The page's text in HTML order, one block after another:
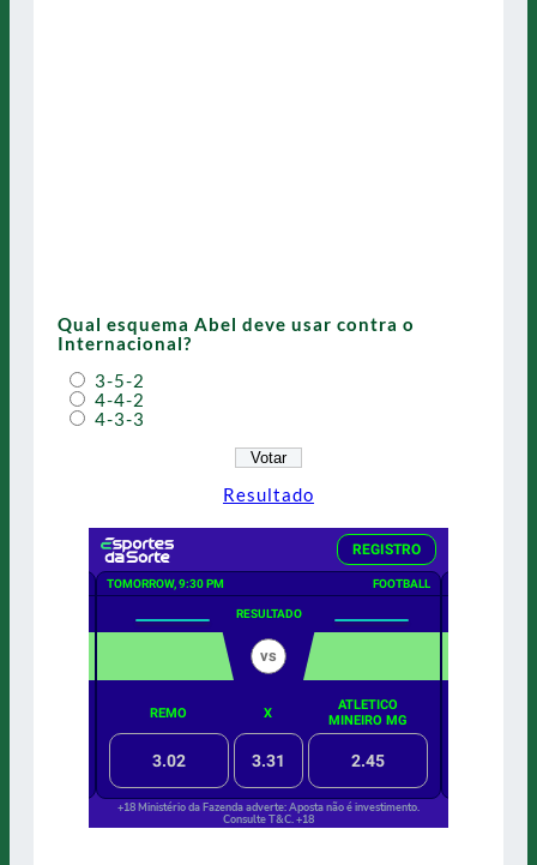
Qual esquema Abel deve usar contra o
Internacional?
3-5-2
4-4-2
4-3-3
Resultado